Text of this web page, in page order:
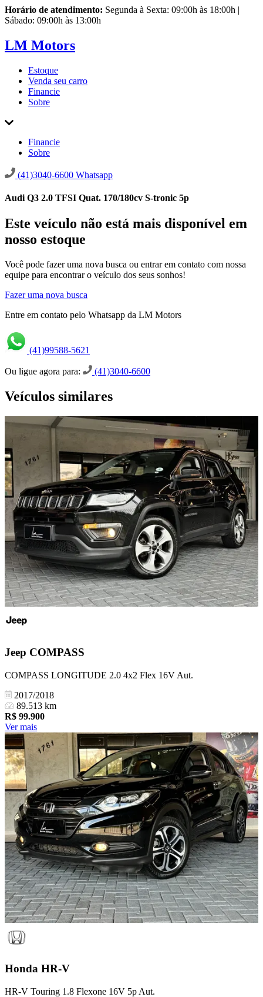
Horário de atendimento: Segunda à Sexta: 09:00h às 18:00h |
Sábado: 09:00h às 13:00h
LM Motors
Estoque
Venda seu carro
Financie
Sobre
Financie
Sobre
(41)3040-6600 Whatsapp
Audi Q3 2.0 TFSI Quat. 170/180cv S-tronic 5p
Este veículo não está mais disponível em
nosso estoque
Você pode fazer uma nova busca ou entrar em contato com nossa
equipe para encontrar o veículo dos seus sonhos!
Fazer uma nova busca
Entre em contato pelo Whatsapp da LM Motors
(41)99588-5621
Ou ligue agora para: (41)3040-6600
Veículos similares
Jeep COMPASS
COMPASS LONGITUDE 2.0 4x2 Flex 16V Aut.
2017/2018
89.513 km
R$ 99.900
Ver mais
Honda HR-V
HR-V Touring 1.8 Flexone 16V 5p Aut.